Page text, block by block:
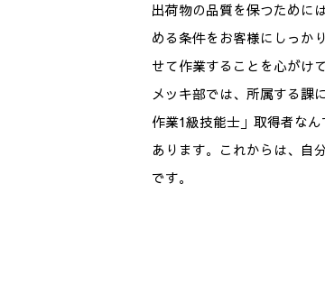
出荷物の品質を保つために
める条件をお客様にしっか
せて作業することを心がけ
メッキ部では、所属する課
作業1級技能士」取得者な
あります。これからは、自
です。